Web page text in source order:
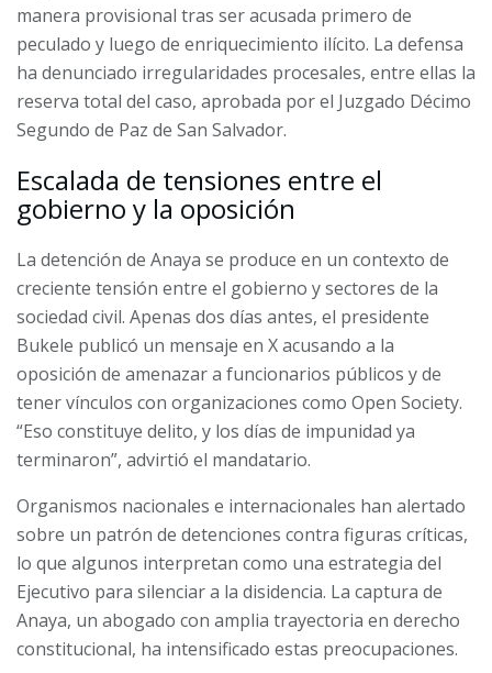
manera provisional tras ser acusada primero de
peculado y luego de enriquecimiento ilícito. La defensa
ha denunciado irregularidades procesales, entre ellas la
reserva total del caso, aprobada por el Juzgado Décimo
Segundo de Paz de San Salvador.
Escalada de tensiones entre el
gobierno y la oposición
La detención de Anaya se produce en un contexto de
creciente tensión entre el gobierno y sectores de la
sociedad civil. Apenas dos días antes, el presidente
Bukele publicó un mensaje en X acusando a la
oposición de amenazar a funcionarios públicos y de
tener vínculos con organizaciones como Open Society.
“Eso constituye delito, y los días de impunidad ya
terminaron”, advirtió el mandatario.
Organismos nacionales e internacionales han alertado
sobre un patrón de detenciones contra figuras críticas,
lo que algunos interpretan como una estrategia del
Ejecutivo para silenciar a la disidencia. La captura de
Anaya, un abogado con amplia trayectoria en derecho
constitucional, ha intensificado estas preocupaciones.